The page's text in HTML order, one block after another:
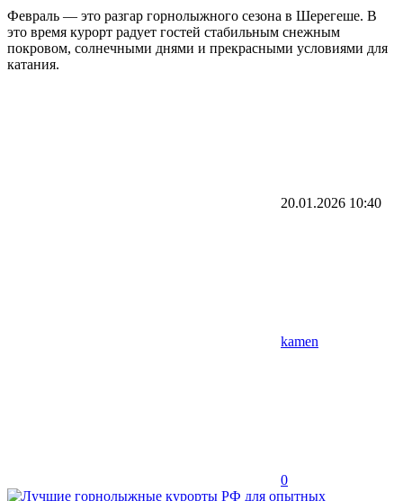
Февраль — это разгар горнолыжного сезона в Шерегеше. В
это время курорт радует гостей стабильным снежным
покровом, солнечными днями и прекрасными условиями для
катания.
20.01.2026 10:40
kamen
0